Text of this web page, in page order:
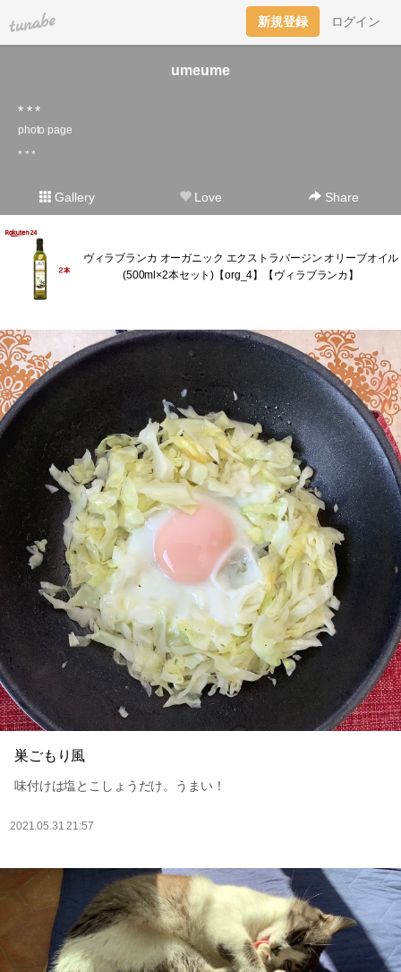
tuna.be 新規登録 ログイン
umeume
* * *
photo page
* * *
Gallery Love Share
ヴィラブランカ オーガニック エクストラバージン オリーブオイル
(500ml×2本セット)【org_4】【ヴィラブランカ】
巣ごもり風
味付けは塩とこしょうだけ。うまい！
2021.05.31 21:57